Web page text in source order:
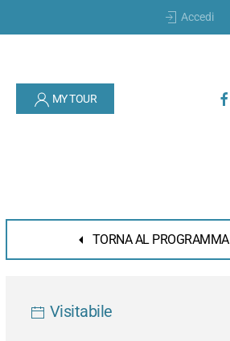
Accedi
MY TOUR
TORNA AL PROGRAMMA
Visitabile